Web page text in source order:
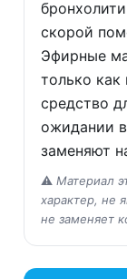
скорой
Эфирные
только как
средство
ожидании
заменяют
⚠️ Материал
характер, не
не заменяет